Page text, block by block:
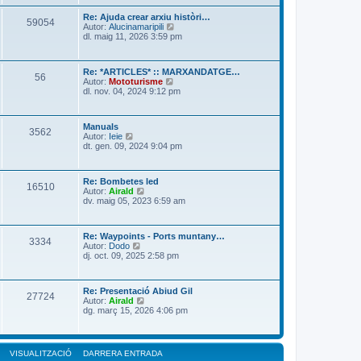
r
a
l
’
r
a
d
m
r
e
n
59054
Re: Ajuda crear arxiu històri…
Autor: Alucinamaripili
o
r
a
’
d
m
r
e
n
dl. maig 11, 2026 3:59 pm
56
Re: *ARTICLES* :: MARXANDATGE…
Autor: Mototurisme
o
r
’
d
m
é
r
e
n
dl. nov. 04, 2024 9:12 pm
3562
Manuals
Autor: Ieie
o
r
a
’
r
a
d
m
é
s
r
e
t
dt. gen. 09, 2024 9:04 pm
16510
Re: Bombetes led
Autor: Airald
o
r
a
t
r
a
d
m
é
s
dv. maig 05, 2023 6:59 am
3334
Re: Waypoints - Ports muntany…
Autor: Dodo
o
r
a
l
’
t
r
dj. oct. 09, 2025 2:58 pm
27724
Re: Presentació Abiud Gil
Autor: Airald
o
r
l
dg. març 15, 2026 4:06 pm
VISUALITZACIÓ DARRERA ENTRADA